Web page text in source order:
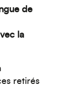
de
la
retirés